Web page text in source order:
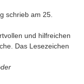
schrieb am 25.
und hilfreichen
Das Lesezeichen